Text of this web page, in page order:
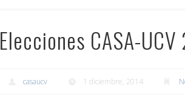
Elecciones CASA-
casaucv 1 diciembre, 2014